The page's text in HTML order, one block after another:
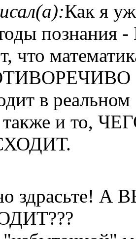
Как я
что
в реальном
также и то,
но